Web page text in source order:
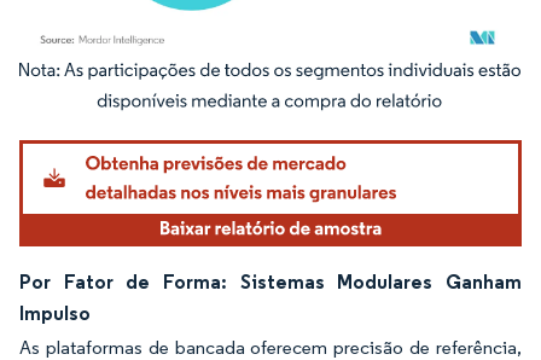
Imagem © Mordor Intelligence. O reuso requer atribuição conforme CC BY 4.0.
Por Fator de Forma: Sistemas Modulares Ganham
Impulso
As plataformas de bancada oferecem precisão de referência,